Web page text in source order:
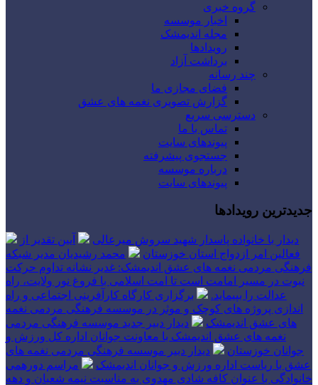
گروه خبری
اخبار موسسه
مجله اندیمشک
رویدادها
برداشت آزاد
چند رسانه
فضای مجازی ما
گزارش تصویری نغمه های عشق
دسترسی سریع
تماس با ما
پیوندهای سایت
جستجوی پیشرفته
درباره موسسه
پیوندهای سایت
جدیدترین رویدادها
دیدار با خانواده پاسدار شهید سروش میرعالی
آیین تقدیر از
فعالین امر ازدواج استان خوزستان
محمد رشیدیان مدیر شبکه
فرهنگی مردمی نغمه های عشق اندیمشک: غدیر نشانه تداوم حرکت
نبوت در مسیر امامت است تا امت اسلامی با فروغ نور ولایت، راه
عدالت را بپیماید.
برگزاری کارگاه کارآفرینی اجتماعی و راه
اندازی پروژه های کوچک و موثر در موسسه فرهنگی مردمی نغمه
های عشق اندیمشک
دیدار دبیر جدید موسسه فرهنگی مردمی
نغمه های عشق اندیمشک با معاونت جوانان اداره کل ورزش و
جوانان خوزستان
دیدار دبیر موسسه فرهنگی مردمی نغمه های
عشق با ریاست اداره ورزش و جوانان اندیمشک
مراسم دورهمی
خانوادگی با عنوان کافه شادی مهدوی به مناسبت نیمه شعبان و دهه